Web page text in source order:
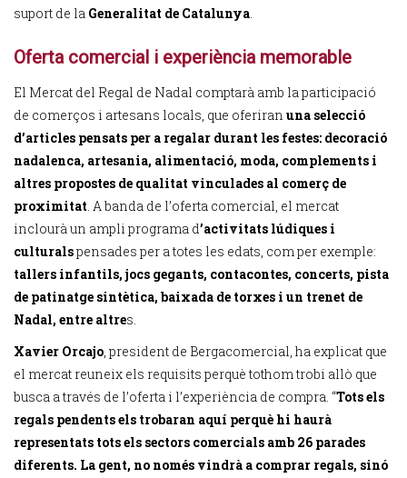
suport de la Generalitat de Catalunya.
Oferta comercial i experiència memorable
El Mercat del Regal de Nadal comptarà amb la participació
de comerços i artesans locals, que oferiran una selecció
d’articles pensats per a regalar durant les festes: decoració
nadalenca, artesania, alimentació, moda, complements i
altres propostes de qualitat vinculades al comerç de
proximitat. A banda de l’oferta comercial, el mercat
inclourà un ampli programa d’activitats lúdiques i
culturalspensades per a totes les edats, com per exemple:
tallers infantils, jocs gegants, contacontes, concerts, pista
de patinatge sintètica, baixada de torxes i un trenet de
Nadal, entre altres.
Xavier Orcajo, president de Bergacomercial, ha explicat que
el mercat reuneix els requisits perquè tothom trobi allò que
busca a través de l’oferta i l’experiència de compra. “Tots els
regals pendents els trobaran aquí perquè hi haurà
representats tots els sectors comercials amb 26 parades
diferents. La gent, no només vindrà a comprar regals, sinó